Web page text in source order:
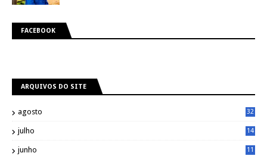
FACEBOOK
ARQUIVOS DO SITE
agosto 32
julho
14
junho
11